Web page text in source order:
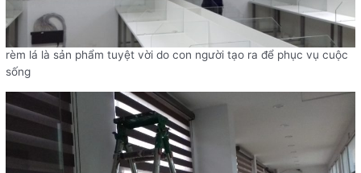
rèm lá là sản phẩm tuyệt vời do con người tạo ra để phục vụ cuộc
sống